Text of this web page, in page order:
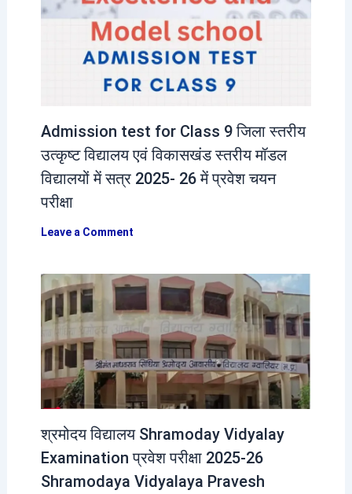
Admission test for Class 9 जिला स्तरीय
उत्कृष्ट विद्यालय एवं विकासखंड स्तरीय मॉडल
विद्यालयों में सत्र 2025- 26 में प्रवेश चयन
परीक्षा
Leave a Comment
श्रमोदय विद्यालय Shramoday Vidyalay
Examination प्रवेश परीक्षा 2025-26
Shramodaya Vidyalaya Pravesh